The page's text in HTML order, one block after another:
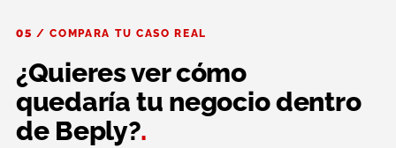
05 / COMPARA TU CASO REAL
¿Quieres ver cómo
quedaría tu negocio dentro
de Beply?.